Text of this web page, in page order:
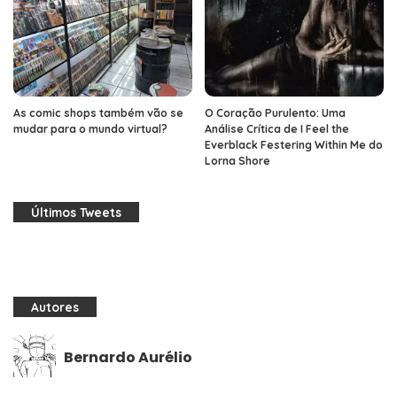
As comic shops também vão se
mudar para o mundo virtual?
O Coração Purulento: Uma
Análise Crítica de I Feel the
Everblack Festering Within Me do
Lorna Shore
Últimos Tweets
Autores
Bernardo Aurélio